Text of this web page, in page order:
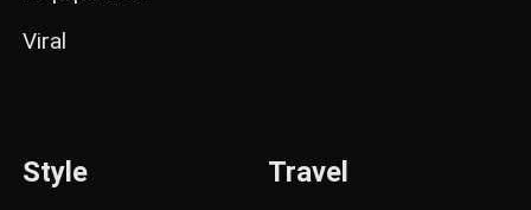
Viral
Style Travel